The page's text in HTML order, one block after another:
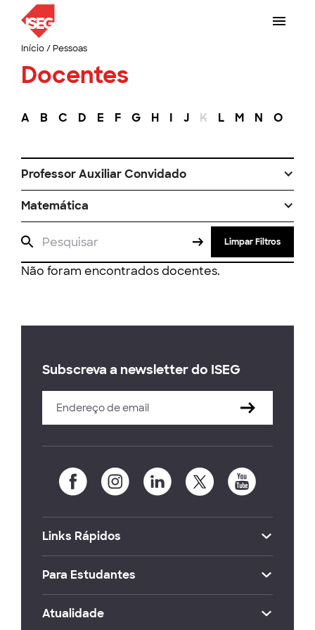
Início/ Pessoas
Docentes
A B C D E F G H I J K L M N O
Professor Auxiliar Convidado
Matemática
Limpar Filtros
Não foram encontrados docentes.
Subscreva a newsletter do ISEG
Links Rápidos
Para Estudantes
Atualidade